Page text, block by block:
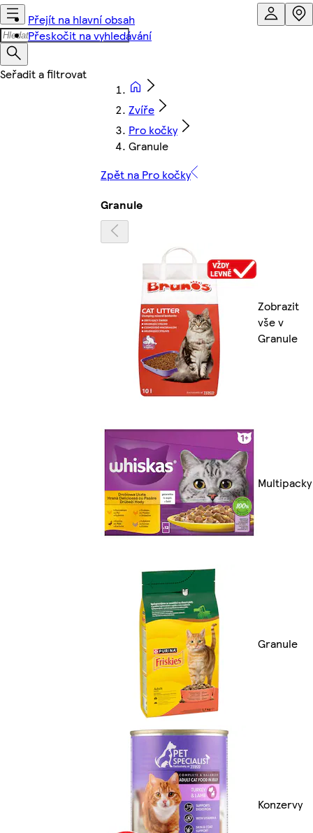
Přejít na hlavní obsah
Přeskočit na vyhledávání
Zvíře
Pro kočky
Granule
Zpět na Pro kočky
Granule
Zobrazit
vše v
Granule
Multipacky
Granule
Konzervy